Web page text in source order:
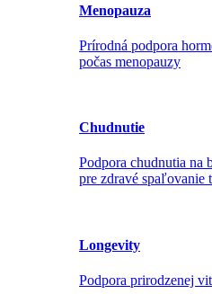
Menopauza
Prírodná podpora
počas menopauzy
Chudnutie
Podpora chudnutia na
pre zdravé spaľovanie
Longevity
Podpora prirodzenej